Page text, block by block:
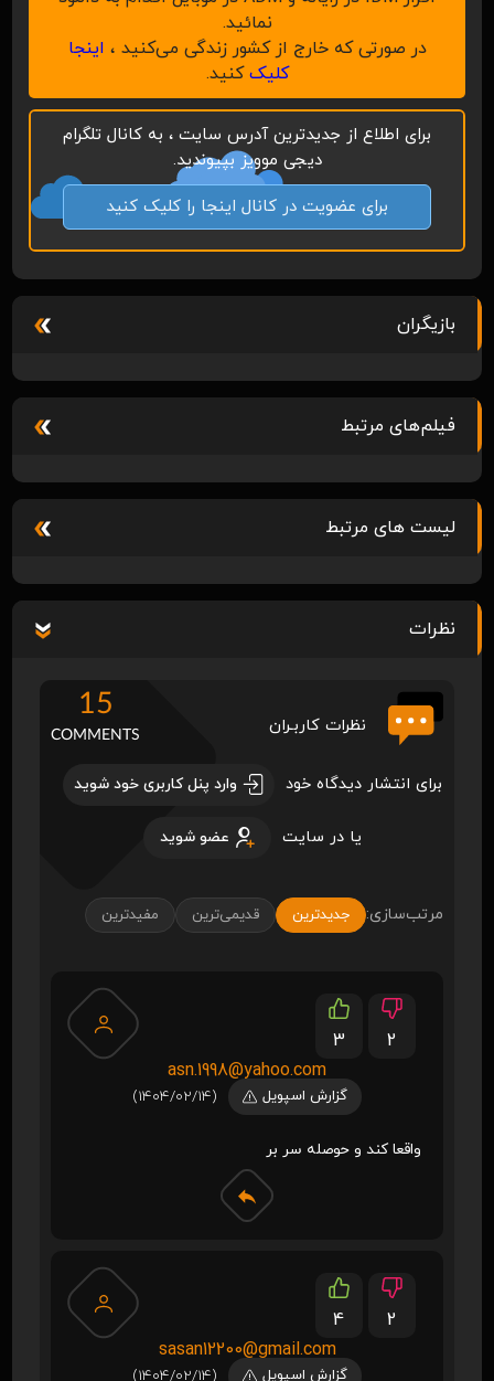
نمائید.
در صورتی که خارج از کشور زندگی می‌کنید ، اینجا
کلیککنید.
برای اطلاع از جدیدترین آدرس سایت ، به کانال تلگرام
دیجی موویز بپیوندید.
برای عضویت در کانال اینجا را کلیک کنید
بازیگران
فیلم‌های مرتبط
لیست های مرتبط
نظرات
نظرات کاربـران
15
COMMENTS
برای انتشار دیدگاه خود وارد پنل کاربری خود شوید
یا در سایت عضو شوید
مرتب‌سازی: جدیدترین قدیمی‌ترین مفیدترین
3
2
asn.1998@yahoo.com
گزارش اسپویل (1404/02/14)
واقعا کند و حوصله سر بر
4
2
sasan12200@gmail.com
گزارش اسپویل (1404/02/14)